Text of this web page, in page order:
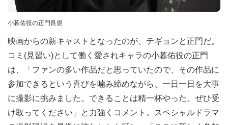
小暮佑役の正門良規
映画からの新キャストとなったのが、テギョンと正門だ。
コミ(見習い)として働く愛されキャラの小暮佑役の正門
は、「ファンの多い作品だと思っていたので、その作品に
参加できるという喜びを噛み締めながら、一日一日を大事
に撮影に挑みました。できることは精一杯やった。ぜひ受
け取ってください」と力強くコメント。スペシャルドラマ